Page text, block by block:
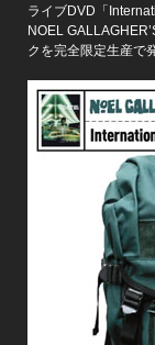
ライブDVD「
NOEL
クを完全限定生産で